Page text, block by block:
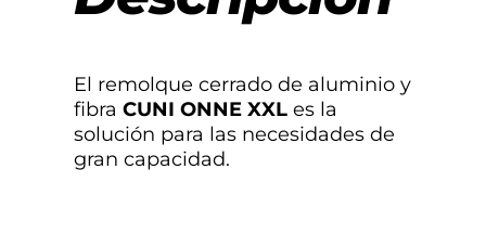
El remolque cerrado de aluminio y
fibra CUNI ONNE XXL es la
solución para las necesidades de
gran capacidad.